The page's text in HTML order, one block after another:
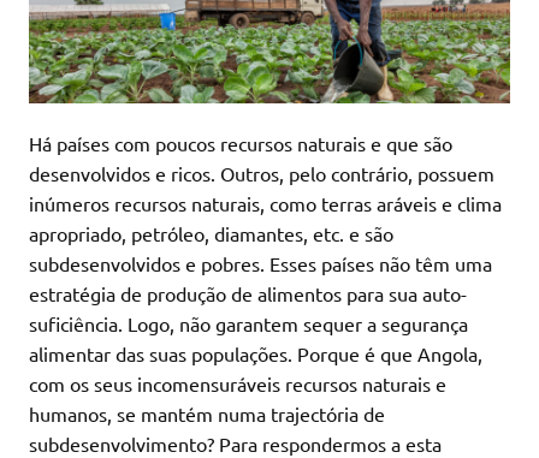
Há países com poucos recursos naturais e que são
desenvolvidos e ricos. Outros, pelo contrário, possuem
inúmeros recursos naturais, como terras aráveis e clima
apropriado, petróleo, diamantes, etc. e são
subdesenvolvidos e pobres. Esses países não têm uma
estratégia de produção de alimentos para sua auto-
suficiência. Logo, não garantem sequer a segurança
alimentar das suas populações. Porque é que Angola,
com os seus incomensuráveis recursos naturais e
humanos, se mantém numa trajectória de
subdesenvolvimento? Para respondermos a esta